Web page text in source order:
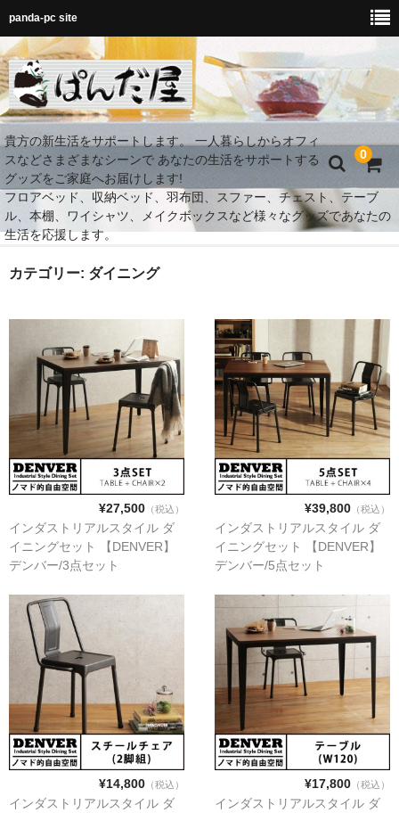
panda-pc site
0
貴方の新生活をサポートします。 一人暮らしからオフィ
スなどさまざまなシーンで あなたの生活をサポートする
グッズをご家庭へお届けします!
フロアベッド、収納ベッド、羽布団、スファー、チェスト、テーブ
ル、本棚、ワイシャツ、メイクボックスなど様々なグッズであなたの
生活を応援します。
MY Room 快適空間
ベッド
MY Room 快適収納
キッチン収納
TV台・リビングボード
シェルフ・ラック
チェスト・キャビネット
メイクボックス・ドレッサー
お勧め商品
商品一覧
ご利用ガイド
カテゴリー: ダイニング
¥27,500（税込）
インダストリアルスタイル ダ
イニングセット 【DENVER】
デンバー/3点セット
¥39,800 （税込）
インダストリアルスタイル ダ
イニングセット 【DENVER】
デンバー/5点セット
¥14,800（税込）
インダストリアルスタイル ダ
¥17,800 （税込）
インダストリアルスタイル ダ